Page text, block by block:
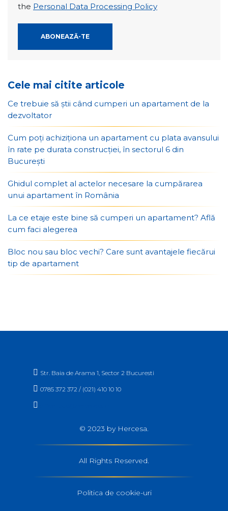
the Personal Data Processing Policy
Cele mai citite articole
Ce trebuie să știi când cumperi un apartament de la
dezvoltator
Cum poți achiziționa un apartament cu plata avansului
în rate pe durata construcției, în sectorul 6 din
București
Ghidul complet al actelor necesare la cumpărarea
unui apartament în România
La ce etaje este bine să cumperi un apartament? Află
cum faci alegerea
Bloc nou sau bloc vechi? Care sunt avantajele fiecărui
tip de apartament
 Str. Baia de Arama 1, Sector 2 Bucuresti
 0785 372 372 / (021) 410 10 10

© 2023 by Hercesa.
All Rights Reserved.
Politica de cookie-uri